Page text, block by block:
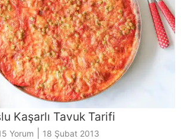
Kaşarlı Tavuk Tarifi
Yorum 18 Şubat 2013